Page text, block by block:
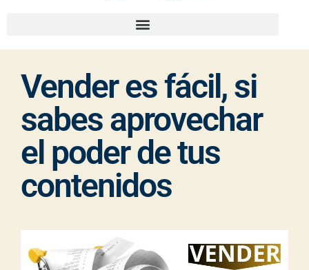
Vender es fácil, si
sabes aprovechar
el poder de tus
contenidos